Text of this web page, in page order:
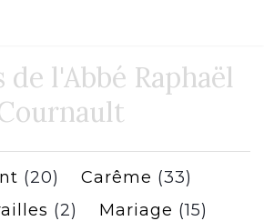
de l'Abbé Raphaël
(20) Carême (33)
(2) Mariage (15)